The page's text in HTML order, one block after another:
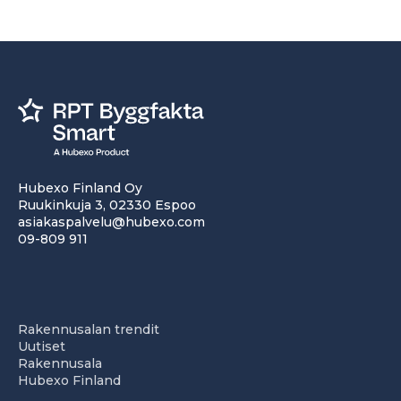
Hubexo Finland Oy
Ruukinkuja 3, 02330 Espoo
asiakaspalvelu@hubexo.com
09-809 911
Rakennusalan trendit
Uutiset
Rakennusala
Hubexo Finland